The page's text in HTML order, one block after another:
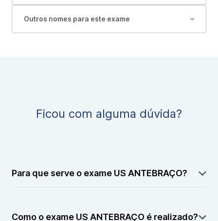
Outros nomes para este exame
Ficou com alguma dúvida?
Para que serve o exame US ANTEBRAÇO?
músculos, tendões, tecidos subcutâneos e outras
Como o exame US ANTEBRAÇO é realizado?